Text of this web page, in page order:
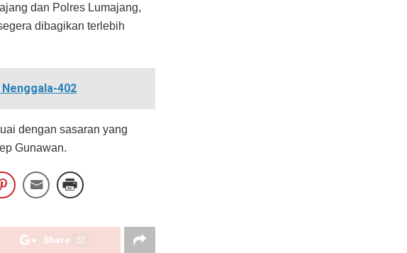
dan Polres Lumajang,
dibagikan terlebih
402
dengan sasaran yang
Gunawan.
Share 52